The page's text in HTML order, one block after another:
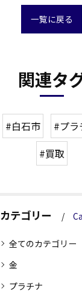
一覧に戻る
関連タ
#白石市 #プラ
#買取
カテゴリー
全てのカテゴリー
金
プラチナ